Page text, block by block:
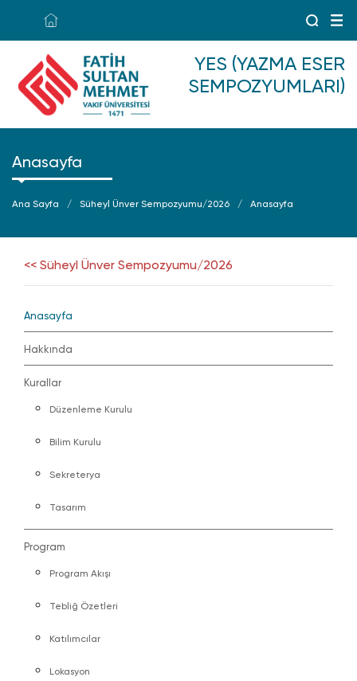
YES (YAZMA ESER
SEMPOZYUMLARI)
Anasayfa
Ana Sayfa Süheyl Ünver Sempozyumu/2026 Anasayfa
<< Süheyl Ünver Sempozyumu/2026
Anasayfa
Hakkında
Kurallar
Düzenleme Kurulu
Bilim Kurulu
Sekreterya
Tasarım
Program
Program Akışı
Tebliğ Özetleri
Katılımcılar
Lokasyon